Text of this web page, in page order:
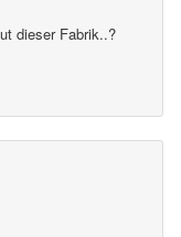
dieser Fabrik..?